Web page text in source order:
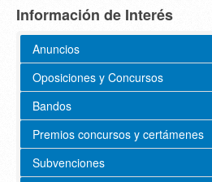
Información de Interés
Anuncios
Oposiciones y Concursos
Bandos
Premios concursos y certámenes
Subvenciones